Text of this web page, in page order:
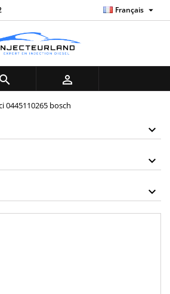
Français 
 
0445110265 bosch
×
add_circle_outline
×
×
pour ajouter des produits à
((cancelText))